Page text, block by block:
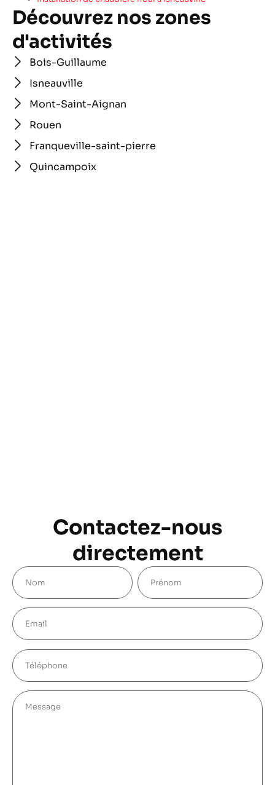
Découvrez nos zones
d'activités
Bois-Guillaume
Isneauville
Mont-Saint-Aignan
Rouen
Franqueville-saint-pierre
Quincampoix
Contactez-nous
directement